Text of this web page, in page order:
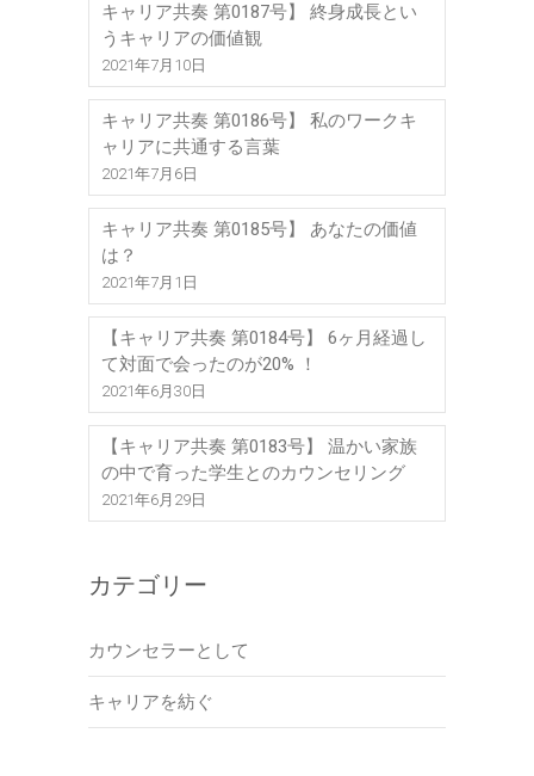
キャリア共奏 第0187号】 終身成長とい
うキャリアの価値観
2021年7月10日
キャリア共奏 第0186号】 私のワークキ
ャリアに共通する言葉
2021年7月6日
キャリア共奏 第0185号】 あなたの価値
は？
2021年7月1日
【キャリア共奏 第0184号】 6ヶ月経過し
て対面で会ったのが20% ！
2021年6月30日
【キャリア共奏 第0183号】 温かい家族
の中で育った学生とのカウンセリング
2021年6月29日
カテゴリー
カウンセラーとして
キャリアを紡ぐ